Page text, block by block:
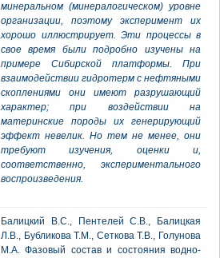
минеральном (минералогическом) уровне
организации, поэтому эксперимент их
хорошо иллюстрирует. Эти процессы в
свое время были подробно изучены на
примере Сибирской платформы. При
взаимодействии гидротерм с нефтяными
скоплениями они имеют разрушающий
характер; при воздействии на
материнские породы их генерирующий
эффект невелик. Но тем не менее, они
требуют изучения, оценки и,
соответственно, экспериментального
воспроизведения.
Балицкий В.С., Пентелей С.В., Балицкая
Л.В., Бубликова Т.М., Сеткова Т.В., Голунова
М.А. Фазовый состав и состояния водно-